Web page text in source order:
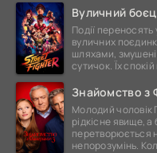
Вуличний
Події переносять
вуличних
шляхами,
сутичок. Їх
Знайомство з
Молодий чоловік
рідкісне явище,
перетворюється
непорозумінь.